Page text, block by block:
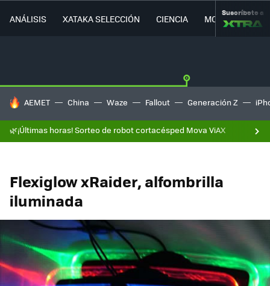
ANÁLISIS XATAKA SELECCIÓN CIENCIA MOVILIDAD
Suscríbete a
HOY SE HABLA DE
AEMET China Waze Fallout Generación Z
🌿¡Últimas horas! Sorteo de robot cortacésped Mova ViAX
Flexiglow xRaider, alfombrilla
iluminada